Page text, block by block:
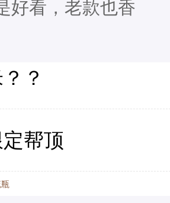
好看，老款也香
？
帮顶